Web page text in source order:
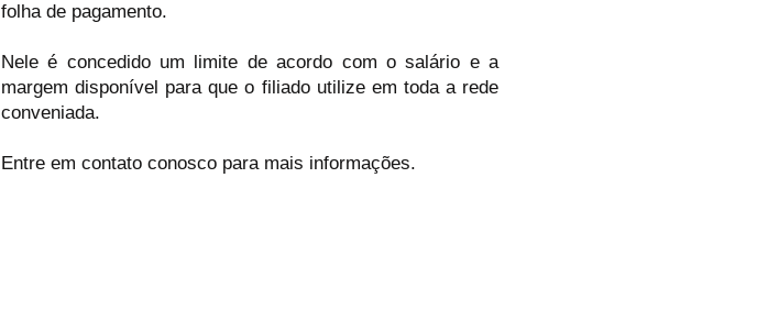
folha de pagamento.
Nele é concedido um limite de acordo com o salário e a
margem disponível para que o filiado utilize em toda a rede
conveniada.
Entre em contato conosco para mais informações.